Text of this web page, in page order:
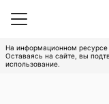
На информационном
Оставаясь на сайте, вы
использование.